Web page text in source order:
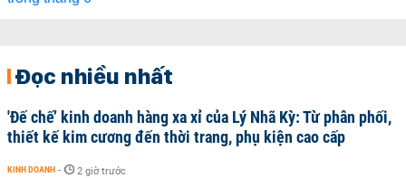
Đọc nhiều nhất
'Đế chế’ kinh doanh hàng xa xỉ của Lý Nhã Kỳ: Từ phân phối,
thiết kế kim cương đến thời trang, phụ kiện cao cấp
KINH DOANH - 2 giờ trước